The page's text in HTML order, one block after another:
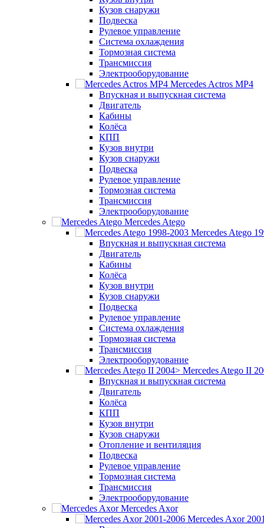
Кузов снаружи
Подвеска
Рулевое управление
Система охлаждения
Тормозная система
Трансмиссия
Электрооборудование
Mercedes Actros MP4
Впускная и выпускная система
Двигатель
Кабины
Колёса
КПП
Кузов внутри
Кузов снаружи
Подвеска
Рулевое управление
Тормозная система
Трансмиссия
Электрооборудование
Mercedes Atego
Mercedes Atego
Впускная и выпускная система
Двигатель
Кабины
Колёса
Кузов внутри
Кузов снаружи
Подвеска
Рулевое управление
Система охлаждения
Тормозная система
Трансмиссия
Электрооборудование
Mercedes Atego II
Впускная и выпускная система
Двигатель
Колёса
КПП
Кузов внутри
Кузов снаружи
Отопление и вентиляция
Подвеска
Рулевое управление
Тормозная система
Трансмиссия
Электрооборудование
Mercedes Axor
Mercedes Axor